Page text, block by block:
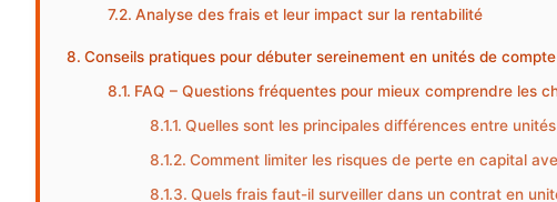
Analyse des frais et leur impact sur la rentabilité
Conseils pratiques pour débuter sereinement en unités de compte
FAQ – Questions fréquentes pour mieux comprendre les
Quelles sont les principales différences entre
Comment limiter les risques de perte en capital
Quels frais faut-il surveiller dans un contrat en